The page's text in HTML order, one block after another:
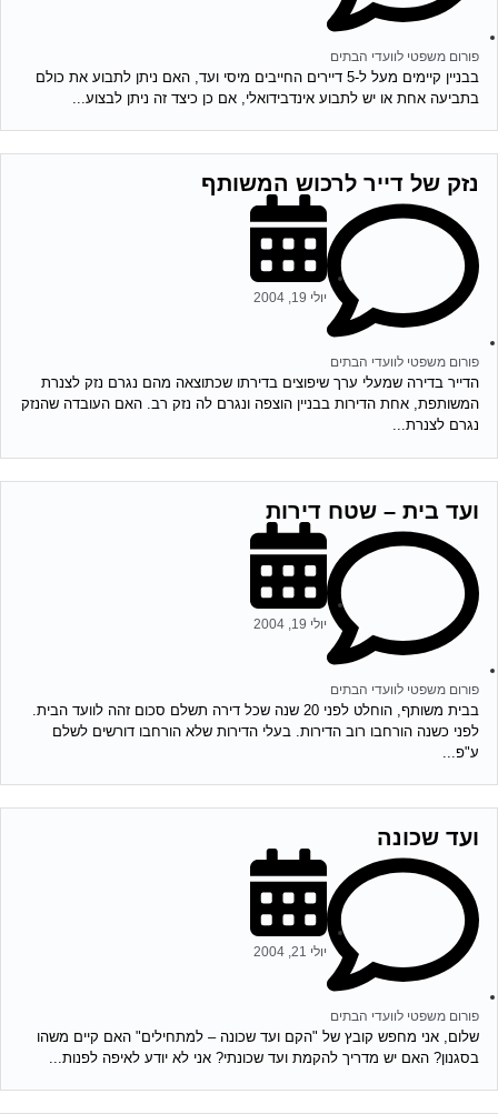
פורום משפטי לוועדי הבתים
בבניין קיימים מעל ל-5 דיירים החייבים מיסי ועד, האם ניתן לתבוע את כולם
בתביעה אחת או יש לתבוע אינדבידואלי, אם כן כיצד זה ניתן לבצוע...
נזק של דייר לרכוש המשותף
פורום משפטי לוועדי הבתים
יולי 19, 2004
הדייר בדירה שמעלי ערך שיפוצים בדירתו שכתוצאה מהם נגרם נזק לצנרת
המשותפת, אחת הדירות בבניין הוצפה ונגרם לה נזק רב. האם העובדה שהנזק
נגרם לצנרת...
ועד בית – שטח דירות
פורום משפטי לוועדי הבתים
יולי 19, 2004
בבית משותף, הוחלט לפני 20 שנה שכל דירה תשלם סכום זהה לוועד הבית.
לפני כשנה הורחבו רוב הדירות. בעלי הדירות שלא הורחבו דורשים לשלם
ע"פ...
ועד שכונה
פורום משפטי לוועדי הבתים
יולי 21, 2004
שלום, אני מחפש קובץ של "הקם ועד שכונה – למתחילים" האם קיים משהו
בסגנון? האם יש מדריך להקמת ועד שכונתי? אני לא יודע לאיפה לפנות...